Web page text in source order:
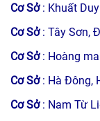
Cơ Sở : Khuất
Cơ Sở : Tây Sơn,
Cơ Sở: Hoàng
Cơ Sở : Hà Đông,
Cơ Sở : Nam Từ